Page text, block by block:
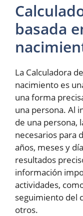
basada
La Calculadora
nacimiento es
una forma
una persona. Al
de una persona,
necesarios para
años, meses y
resultados
información
actividades,
seguimiento del
otros.